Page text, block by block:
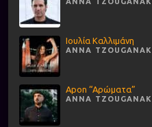
Ιουλία Καλλιμάνη
ANNA
Apon “Αρώματα”
ANNA